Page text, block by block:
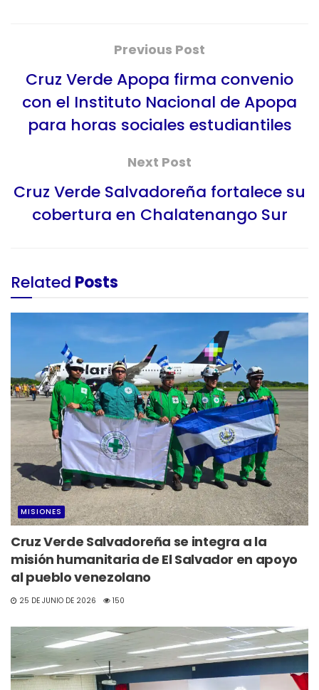
Previous Post
Cruz Verde Apopa firma convenio
con el Instituto Nacional de Apopa
para horas sociales estudiantiles
Next Post
Cruz Verde Salvadoreña fortalece su
cobertura en Chalatenango Sur
Related Posts
MISIONES
Cruz Verde Salvadoreña se integra a la
misión humanitaria de El Salvador en apoyo
al pueblo venezolano
25 DE JUNIO DE 2026 150